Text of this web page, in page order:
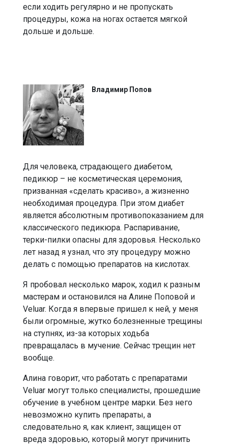
если ходить регулярно и не пропускать
процедуры, кожа на ногах остается мягкой
дольше и дольше.
Владимир Попов
Для человека, страдающего диабетом,
педикюр – не косметическая церемония,
призванная «сделать красиво», а жизненно
необходимая процедура. При этом диабет
является абсолютным противопоказанием для
классического педикюра. Распаривание,
терки-пилки опасны для здоровья. Несколько
лет назад я узнал, что эту процедуру можно
делать с помощью препаратов на кислотах.
Я пробовал несколько марок, ходил к разным
мастерам и остановился на Алине Поповой и
Veluar. Когда я впервые пришел к ней, у меня
были огромные, жутко болезненные трещины
на ступнях, из-за которых ходьба
превращалась в мучение. Сейчас трещин нет
вообще.
Алина говорит, что работать с препаратами
Veluar могут только специалисты, прошедшие
обучение в учебном центре марки. Без него
невозможно купить препараты, а
следовательно я, как клиент, защищен от
вреда здоровью, который могут причинить